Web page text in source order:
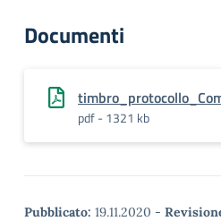
Documenti
pdf - 1321 kb
Pubblicato: 19.11.2020 -